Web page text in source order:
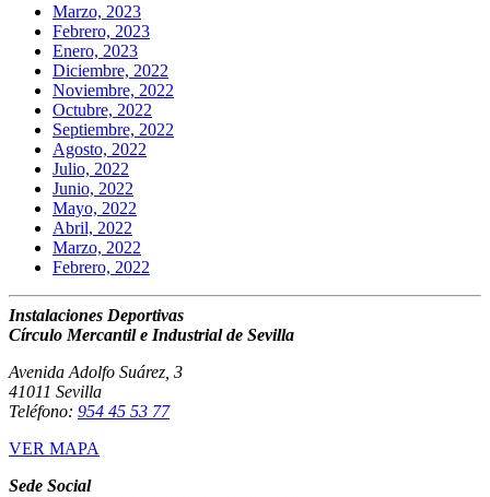
Marzo, 2023
Febrero, 2023
Enero, 2023
Diciembre, 2022
Noviembre, 2022
Octubre, 2022
Septiembre, 2022
Agosto, 2022
Julio, 2022
Junio, 2022
Mayo, 2022
Abril, 2022
Marzo, 2022
Febrero, 2022
Instalaciones Deportivas
Círculo Mercantil e Industrial de Sevilla
Avenida Adolfo Suárez, 3
41011 Sevilla
Teléfono: 954 45 53 77
VER MAPA
Sede Social